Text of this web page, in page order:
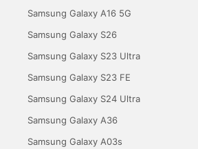
Samsung Galaxy A16 5G
Samsung Galaxy S26
Samsung Galaxy S23 Ultra
Samsung Galaxy S23 FE
Samsung Galaxy S24 Ultra
Samsung Galaxy A36
Samsung Galaxy A03s